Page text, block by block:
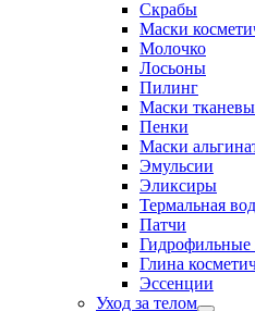
Скрабы
Маски
Молочко
Лосьоны
Пилинг
Маски
Пенки
Маски
Эмульсии
Эликсиры
Термальная
Патчи
Гидрофильные
Глина
Эссенции
Уход за телом